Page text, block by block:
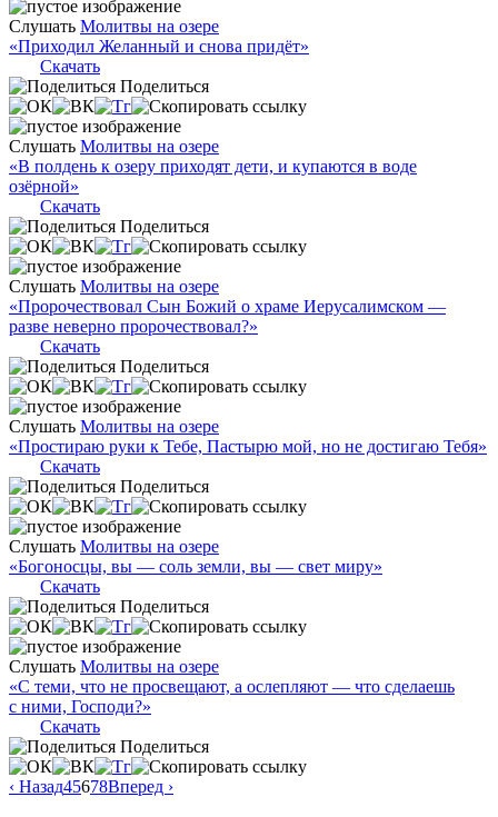
Слушать Молитвы на озере
«Приходил Желанный и снова придёт»
Скачать
Поделиться
Слушать Молитвы на озере
«В полдень к озеру приходят дети, и купаются в воде
озёрной»
Скачать
Поделиться
Слушать Молитвы на озере
«Пророчествовал Сын Божий о храме Иерусалимском —
разве неверно пророчествовал?»
Скачать
Поделиться
Слушать Молитвы на озере
«Простираю руки к Тебе, Пастырю мой, но не достигаю Тебя»
Скачать
Поделиться
Слушать Молитвы на озере
«Богоносцы, вы — соль земли, вы — свет миру»
Скачать
Поделиться
Слушать Молитвы на озере
«С теми, что не просвещают, а ослепляют — что сделаешь
с ними, Господи?»
Скачать
Поделиться
‹ Назад45678Вперед ›